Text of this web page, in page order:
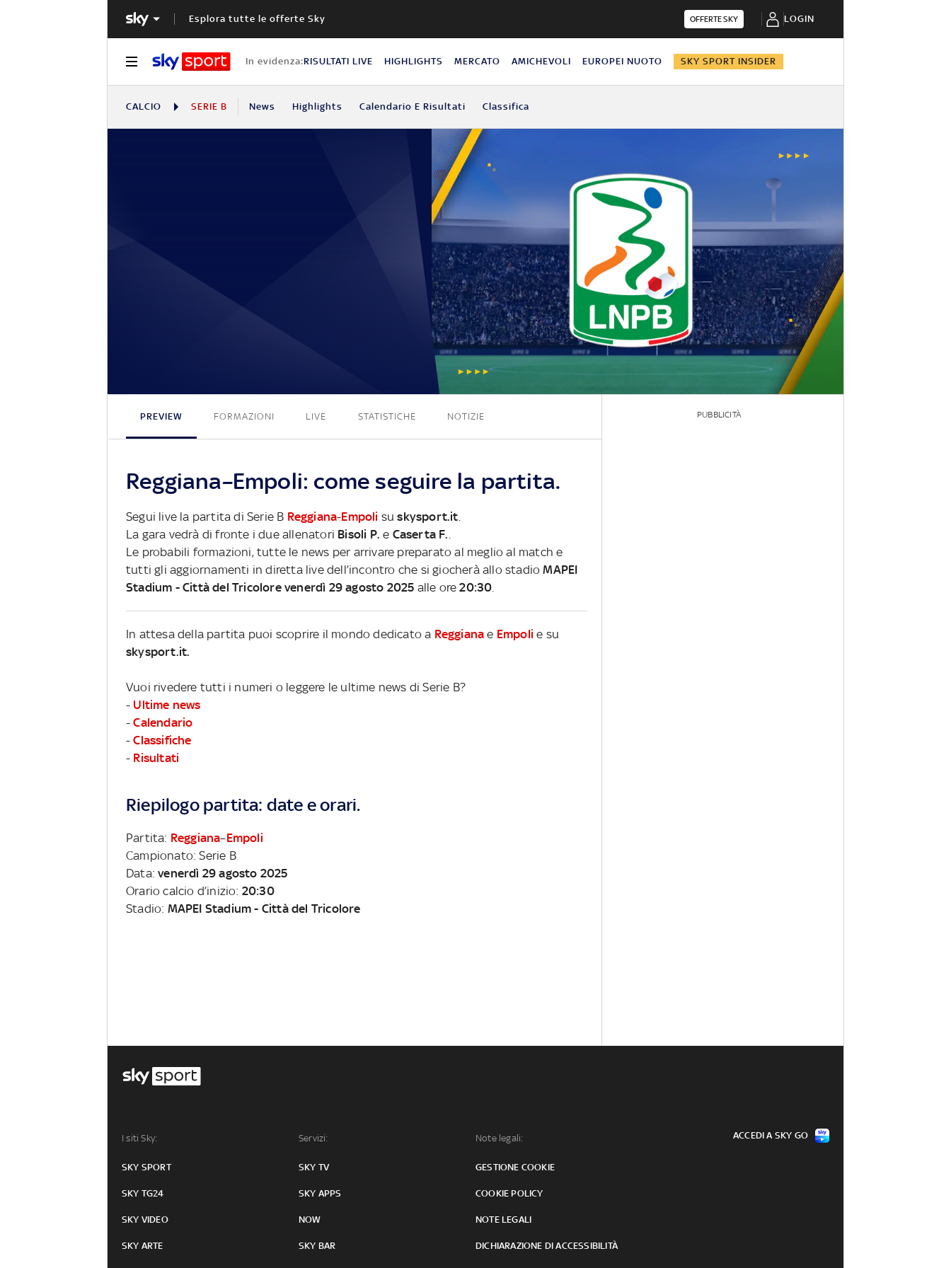
Esplora tutte le offerte Sky OFFERTE SKY LOGIN
In evidenza:RISULTATI LIVE HIGHLIGHTS MERCATO AMICHEVOLI EUROPEI NUOTO SKY SPORT INSIDER
CALCIO SERIE B News Highlights Calendario E Risultati Classifica
3 - 1
PREVIEW FORMAZIONI LIVE STATISTICHE NOTIZIE
Reggiana–Empoli: come seguire la partita.
Segui live la partita di Serie B Reggiana-Empoli suskysport.it
La gara vedrà di fronte i due allenatori Bisoli P. e Caserta F.
Le probabili formazioni, tutte le news per arrivare preparato al meglio al match e
tutti gli aggiornamenti in diretta live dell’incontro che si giocherà allo stadioMAPEI
Stadium - Città del Tricolore venerdì 29 agosto 2025 alle ore20:30
In attesa della partita puoi scoprire il mondo dedicato a Reggiana e Empoli e su
skysport.it.
Vuoi rivedere tutti i numeri o leggere le ultime news di Serie B?
- Ultime news
-Calendario
-Classifiche
- Risultati
Riepilogo partita: date e orari.
Partita: Reggiana–Empoli
Campionato: Serie B
Data:venerdì 29 agosto 2025
Orario calcio d’inizio: 20:30
Stadio: MAPEI Stadium - Città del Tricolore
PUBBLICITÀ
I siti Sky:
SKY SPORT
SKY TG24
SKY VIDEO
SKY ARTE
Servizi:
SKY TV
SKY APPS
NOW
SKY BAR
Note legali:
GESTIONE COOKIE
COOKIE POLICY
NOTE LEGALI
DICHIARAZIONE DI ACCESSIBILITÀ
ACCEDI A SKY GO